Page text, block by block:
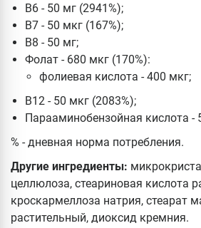
B6 - 50 мг (2941%);
В7 - 50 мкг (167%);
В8 - 50 мг;
Фолат - 680 мкг (170%):
фолиевая кислота - 400 мкг;
B12 - 50 мкг (2083%);
Парааминобензойная кислота -
% - дневная норма потребления.
Другие ингредиенты:
целлюлоза, стеариновая кислота
кроскармеллоза натрия, стеарат
растительный, диоксид кремния.